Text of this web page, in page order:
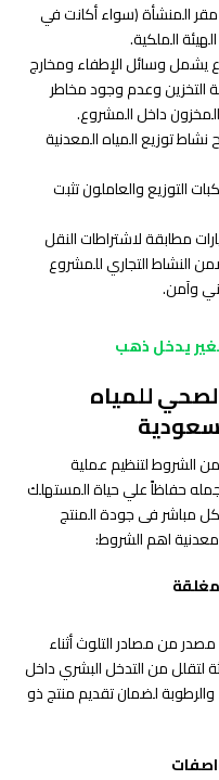
المنشأة (سواء أكانت في
الملكية.
يشمل وسائل الإطفاء ومخارج
التخزين وعدم وجود مخاطر
داخل المشروع.
توزيع المياه المعدنية
التوزيع والعاملون تثبت
مطابقة لاشتراطات النقل
النشاط التجاري للمشروع
وآمن.
يدخل ذهب
للمياه
الشروط لتنظيم عملية
حفاظاً علي حياة المستهلك
مباشر فى جودة المنتج
اهم الشروط:
من مصادر التلوث أثناء
لتقلل من التدخل البشري داخل
والرطوبة لضمان تقديم منتج ذو